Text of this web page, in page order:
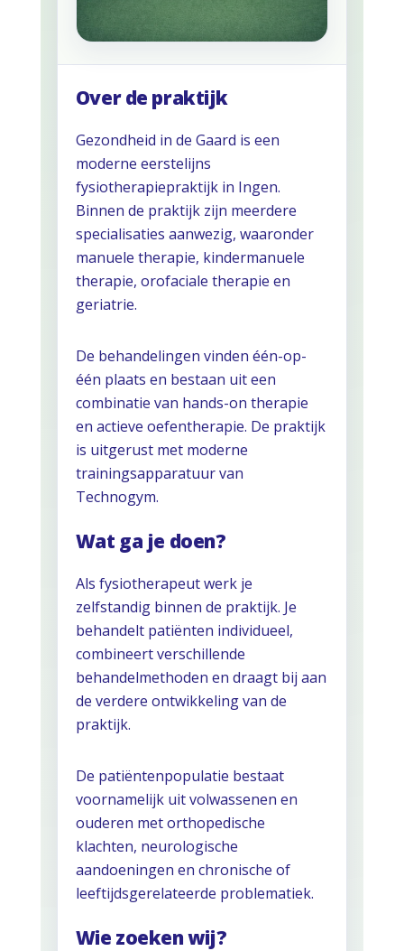
Over de praktijk
Gezondheid in de Gaard is een
moderne eerstelijns
fysiotherapiepraktijk in Ingen.
Binnen de praktijk zijn meerdere
specialisaties aanwezig, waaronder
manuele therapie, kindermanuele
therapie, orofaciale therapie en
geriatrie.
De behandelingen vinden één-op-
één plaats en bestaan uit een
combinatie van hands-on therapie
en actieve oefentherapie. De praktijk
is uitgerust met moderne
trainingsapparatuur van
Technogym.
Wat ga je doen?
Als fysiotherapeut werk je
zelfstandig binnen de praktijk. Je
behandelt patiënten individueel,
combineert verschillende
behandelmethoden en draagt bij aan
de verdere ontwikkeling van de
praktijk.
De patiëntenpopulatie bestaat
voornamelijk uit volwassenen en
ouderen met orthopedische
klachten, neurologische
aandoeningen en chronische of
leeftijdsgerelateerde problematiek.
Wie zoeken wij?